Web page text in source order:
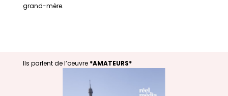
grand-mère.
Ils parlent de l’oeuvre *AMATEURS*